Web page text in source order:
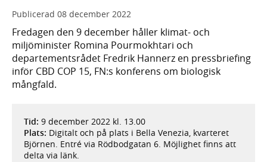
Publicerad 08 december 2022
Fredagen den 9 december håller klimat- och
miljöminister Romina Pourmokhtari och
departementsrådet Fredrik Hannerz en pressbriefing
inför CBD COP 15, FN:s konferens om biologisk
mångfald.
Tid: 9 december 2022 kl. 13.00
Plats: Digitalt och på plats i Bella Venezia, kvarteret
Björnen. Entré via Rödbodgatan 6. Möjlighet finns att
delta via länk.